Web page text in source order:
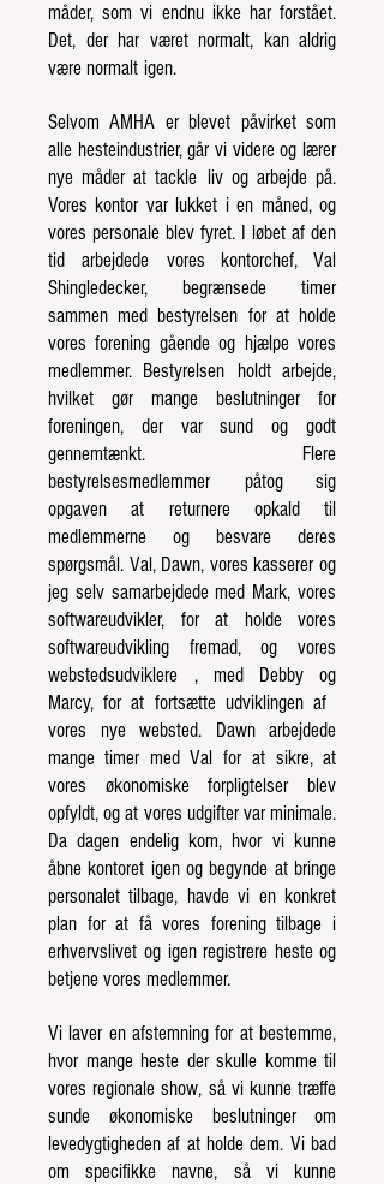
måder, som vi endnu ikke har forstået.
Det, der har været normalt, kan aldrig
være normalt igen.
Selvom AMHA er blevet påvirket som
alle hesteindustrier, går vi videre og lærer
nye måder at tackle liv og arbejde på.
Vores kontor var lukket i en måned, og
vores personale blev fyret. I løbet af den
tid
arbejdede
vores kontorchef, Val
Shingledecker, begrænsede timer
sammen med bestyrelsen for at holde
vores forening gående og hjælpe vores
medlemmer. Bestyrelsen holdt arbejde,
hvilket gør mange beslutninger for
foreningen, der var sund og godt
gennemtænkt. Flere
bestyrelsesmedlemmer
påtog sig
opgaven at returnere opkald til
medlemmerne og besvare deres
spørgsmål. Val, Dawn, vores kasserer og
jeg selv samarbejdede med Mark, vores
softwareudvikler, for at holde vores
softwareudvikling fremad, og vores
webstedsudviklere
, med Debby og
Marcy, for at fortsætte udviklingen af ​​
vores nye websted. Dawn arbejdede
mange timer med Val for at sikre, at
vores økonomiske forpligtelser blev
opfyldt, og at vores udgifter var minimale.
Da dagen endelig kom, hvor vi kunne
åbne kontoret igen og begynde at bringe
personalet tilbage, havde vi en konkret
plan for at få vores forening tilbage i
erhvervslivet og igen registrere heste og
betjene vores medlemmer.
Vi laver en afstemning for at bestemme,
hvor mange heste der skulle komme til
vores regionale show, så vi kunne træffe
sunde
økonomiske beslutninger om
levedygtigheden af ​​at holde dem. Vi bad
om specifikke navne, så vi kunne